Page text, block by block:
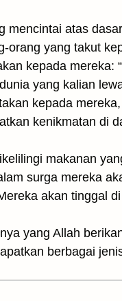
mencintai atas
orang yang takut
kepada
yang kalian
kepada
kenikmatan di
makanan
surga mereka
akan tinggal
yang Allah
berbagai